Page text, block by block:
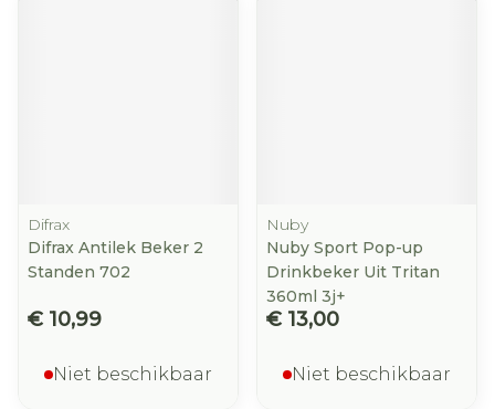
Difrax
Difrax Antilek Beker 2
Standen 702
€ 10,99
Niet beschikbaar
Nuby
Nuby Sport Pop-up
Drinkbeker Uit Tritan
360ml 3j+
€ 13,00
Niet beschikbaar